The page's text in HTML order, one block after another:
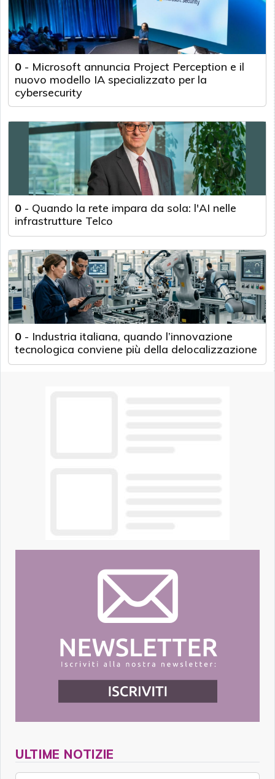
0 - Microsoft annuncia Project Perception e il
nuovo modello IA specializzato per la
cybersecurity
0 - Quando la rete impara da sola: l'AI nelle
infrastrutture Telco
0 - Industria italiana, quando l’innovazione
tecnologica conviene più della delocalizzazione
ULTIME NOTIZIE